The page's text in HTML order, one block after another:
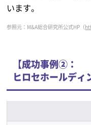
います。
参照元：M&A総合研究所公式HP（
【成功事例②：
ヒロセホールディ